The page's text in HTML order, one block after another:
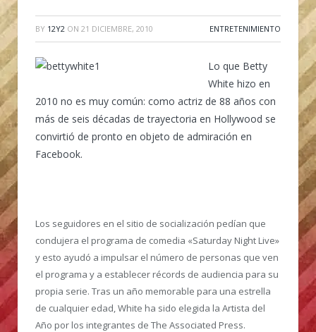
BY 12Y2 ON 21 DICIEMBRE, 2010 ENTRETENIMIENTO
Lo que Betty
White hizo en
2010 no es muy común: como actriz de 88 años con
más de seis décadas de trayectoria en Hollywood se
convirtió de pronto en objeto de admiración en
Facebook.
Los seguidores en el sitio de socialización pedían que
condujera el programa de comedia «Saturday Night Live»
y esto ayudó a impulsar el número de personas que ven
el programa y a establecer récords de audiencia para su
propia serie. Tras un año memorable para una estrella
de cualquier edad, White ha sido elegida la Artista del
Año por los integrantes de The Associated Press.